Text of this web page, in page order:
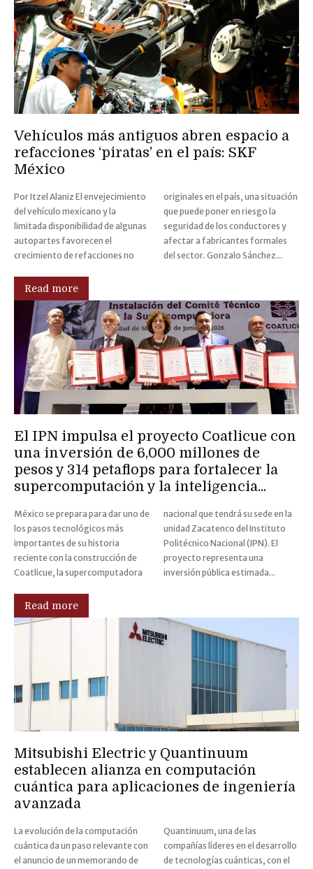
Vehículos más antiguos abren espacio a
refacciones ‘piratas’ en el país: SKF
México
Por Itzel Alaniz El envejecimiento
del vehículo mexicano y la
limitada disponibilidad de algunas
autopartes favorecen el
crecimiento de refacciones no
originales en el país, una situación
que puede poner en riesgo la
seguridad de los conductores y
afectar a fabricantes formales
del sector. Gonzalo Sánchez...
Read more
El IPN impulsa el proyecto Coatlicue con
una inversión de 6,000 millones de
pesos y 314 petaflops para fortalecer la
supercomputación y la inteligencia...
México se prepara para dar uno de
los pasos tecnológicos más
importantes de su historia
reciente con la construcción de
Coatlicue, la supercomputadora
nacional que tendrá su sede en la
unidad Zacatenco del Instituto
Politécnico Nacional (IPN). El
proyecto representa una
inversión pública estimada...
Read more
Mitsubishi Electric y Quantinuum
establecen alianza en computación
cuántica para aplicaciones de ingeniería
avanzada
La evolución de la computación
cuántica da un paso relevante con
el anuncio de un memorando de
Quantinuum, una de las
compañías líderes en el desarrollo
de tecnologías cuánticas, con el